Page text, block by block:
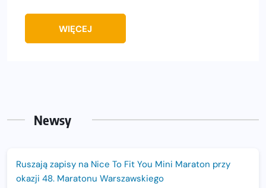
WIĘCEJ
Newsy
Ruszają zapisy na Nice To Fit You Mini Maraton przy
okazji 48. Maratonu Warszawskiego